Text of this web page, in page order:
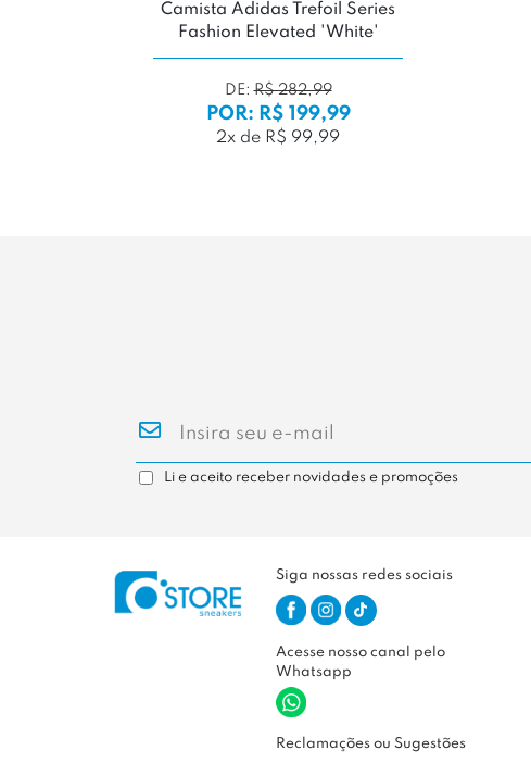
Camista Adidas Trefoil Series
Fashion Elevated 'White'
DE:R$ 282,99
POR: R$ 199,99
2x de R$ 99,99
Li e aceito receber novidades e promoções
Siga nossas redes sociais
Acesse nosso canal pelo
Whatsapp
Reclamações ou Sugestões